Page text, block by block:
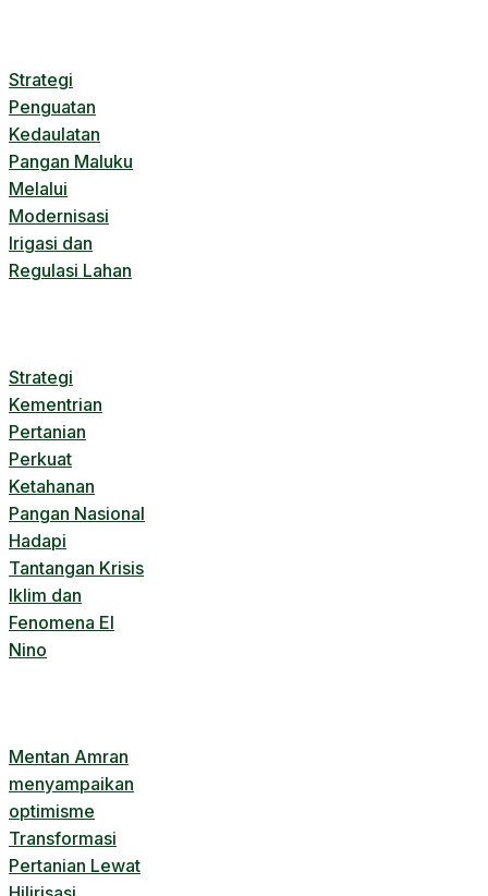
Strategi
Penguatan
Kedaulatan
Pangan Maluku
Melalui
Modernisasi
Irigasi dan
Regulasi Lahan
Strategi
Kementrian
Pertanian
Perkuat
Ketahanan
Pangan Nasional
Hadapi
Tantangan Krisis
Iklim dan
Fenomena El
Nino
Mentan Amran
menyampaikan
optimisme
Transformasi
Pertanian Lewat